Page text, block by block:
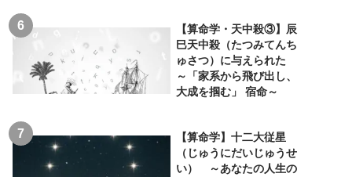
【算命学・天中殺③】辰
巳天中殺（たつみてんち
ゅさつ）に与えられた
～「家系から飛び出し、
大成を掴む」 宿命～
【算命学】十二大従星
（じゅうにだいじゅうせ
い） ～あなたの人生の